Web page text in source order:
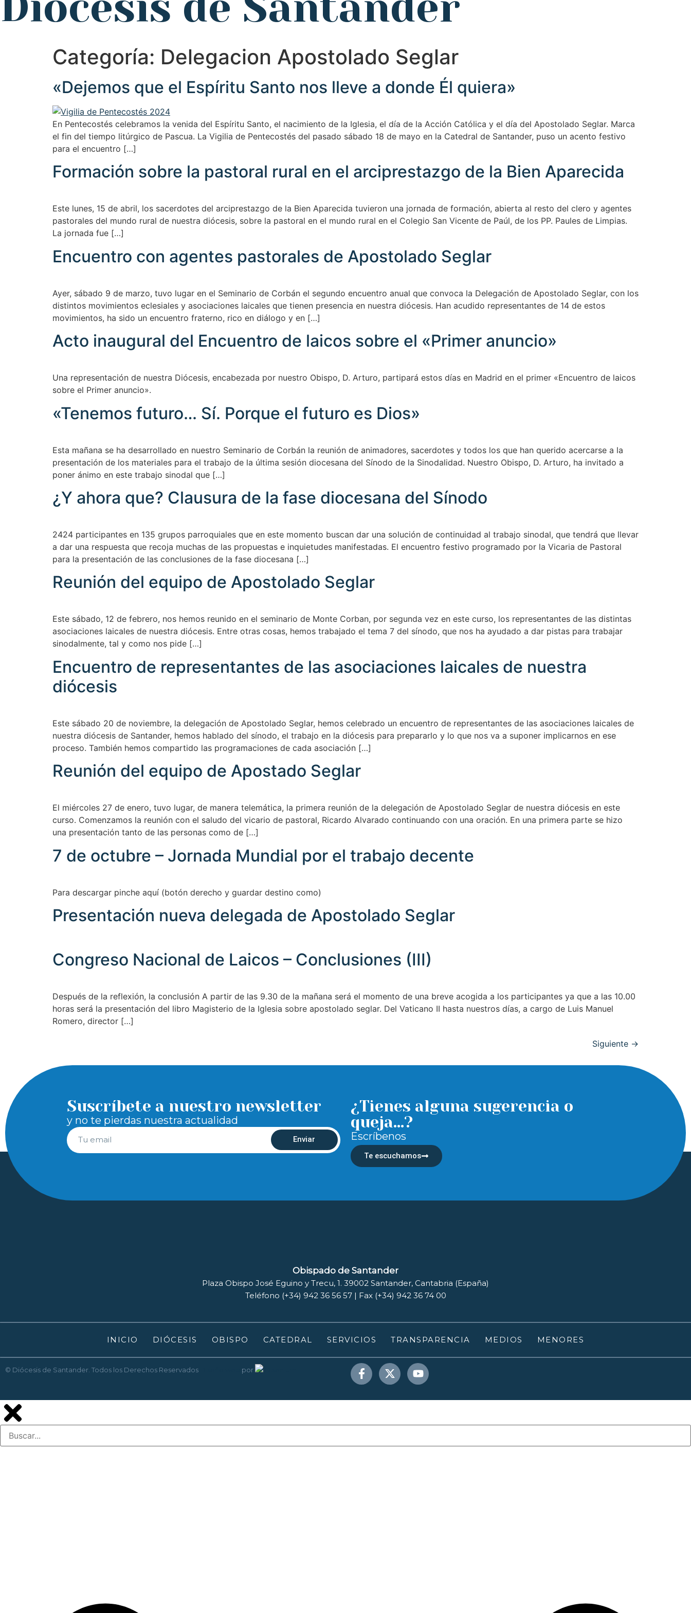
Categoría: Delegacion Apostolado Seglar
«Dejemos que el Espíritu Santo nos lleve a donde Él quiera»
En Pentecostés celebramos la venida del Espíritu Santo, el nacimiento de la Iglesia, el día de la Acción Católica y el día del Apostolado Seglar. Marca
el fin del tiempo litúrgico de Pascua. La Vigilia de Pentecostés del pasado sábado 18 de mayo en la Catedral de Santander, puso un acento festivo
para el encuentro […]
Formación sobre la pastoral rural en el arciprestazgo de la Bien Aparecida
Este lunes, 15 de abril, los sacerdotes del arciprestazgo de la Bien Aparecida tuvieron una jornada de formación, abierta al resto del clero y agentes
pastorales del mundo rural de nuestra diócesis, sobre la pastoral en el mundo rural en el Colegio San Vicente de Paúl, de los PP. Paules de Limpias.
La jornada fue […]
Encuentro con agentes pastorales de Apostolado Seglar
Ayer, sábado 9 de marzo, tuvo lugar en el Seminario de Corbán el segundo encuentro anual que convoca la Delegación de Apostolado Seglar, con los
distintos movimientos eclesiales y asociaciones laicales que tienen presencia en nuestra diócesis. Han acudido representantes de 14 de estos
movimientos, ha sido un encuentro fraterno, rico en diálogo y en […]
Acto inaugural del Encuentro de laicos sobre el «Primer anuncio»
Una representación de nuestra Diócesis, encabezada por nuestro Obispo, D. Arturo, partipará estos días en Madrid en el primer «Encuentro de laicos
sobre el Primer anuncio».
«Tenemos futuro… Sí. Porque el futuro es Dios»
Esta mañana se ha desarrollado en nuestro Seminario de Corbán la reunión de animadores, sacerdotes y todos los que han querido acercarse a la
presentación de los materiales para el trabajo de la última sesión diocesana del Sínodo de la Sinodalidad. Nuestro Obispo, D. Arturo, ha invitado a
poner ánimo en este trabajo sinodal que […]
¿Y ahora que? Clausura de la fase diocesana del Sínodo
2424 participantes en 135 grupos parroquiales que en este momento buscan dar una solución de continuidad al trabajo sinodal, que tendrá que llevar
a dar una respuesta que recoja muchas de las propuestas e inquietudes manifestadas. El encuentro festivo programado por la Vicaria de Pastoral
para la presentación de las conclusiones de la fase diocesana […]
Reunión del equipo de Apostolado Seglar
Este sábado, 12 de febrero, nos hemos reunido en el seminario de Monte Corban, por segunda vez en este curso, los representantes de las distintas
asociaciones laicales de nuestra diócesis. Entre otras cosas, hemos trabajado el tema 7 del sínodo, que nos ha ayudado a dar pistas para trabajar
sinodalmente, tal y como nos pide […]
Encuentro de representantes de las asociaciones laicales de nuestra
diócesis
Este sábado 20 de noviembre, la delegación de Apostolado Seglar, hemos celebrado un encuentro de representantes de las asociaciones laicales de
nuestra diócesis de Santander, hemos hablado del sínodo, el trabajo en la diócesis para prepararlo y lo que nos va a suponer implicarnos en ese
proceso. También hemos compartido las programaciones de cada asociación […]
Reunión del equipo de Apostado Seglar
El miércoles 27 de enero, tuvo lugar, de manera telemática, la primera reunión de la delegación de Apostolado Seglar de nuestra diócesis en este
curso. Comenzamos la reunión con el saludo del vicario de pastoral, Ricardo Alvarado continuando con una oración. En una primera parte se hizo
una presentación tanto de las personas como de […]
7 de octubre – Jornada Mundial por el trabajo decente
Para descargar pinche aquí (botón derecho y guardar destino como)
Presentación nueva delegada de Apostolado Seglar
Congreso Nacional de Laicos – Conclusiones (III)
Después de la reflexión, la conclusión A partir de las 9.30 de la mañana será el momento de una breve acogida a los participantes ya que a las 10.00
horas será la presentación del libro Magisterio de la Iglesia sobre apostolado seglar. Del Vaticano II hasta nuestros días, a cargo de Luis Manuel
Romero, director […]
Siguiente →
Suscríbete a nuestro newsletter
y no te pierdas nuestra actualidad
Enviar
¿Tienes alguna sugerencia o
queja...?
Escríbenos
Te escuchamos
Obispado de Santander
Plaza Obispo José Eguino y Trecu, 1. 39002 Santander, Cantabria (España)
Teléfono (+34) 942 36 56 57 | Fax (+34) 942 36 74 00
INICIO DIÓCESIS OBISPO CATEDRAL SERVICIOS TRANSPARENCIA MEDIOS MENORES
© Diócesis de Santander. Todos los Derechos Reservados por